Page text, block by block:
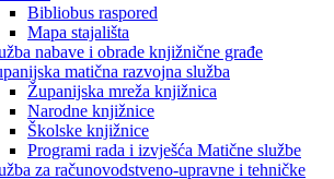
Bibliobus raspored
Mapa stajališta
nabave i obrade knjižnične građe
matična razvojna služba
Županijska mreža knjižnica
Narodne knjižnice
Školske knjižnice
Programi rada i izvješća Matične službe
za računovodstveno-upravne i tehničke